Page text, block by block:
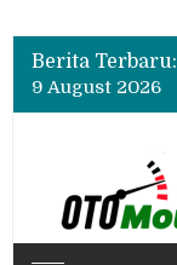
Berita Terbaru:
9 August 2026